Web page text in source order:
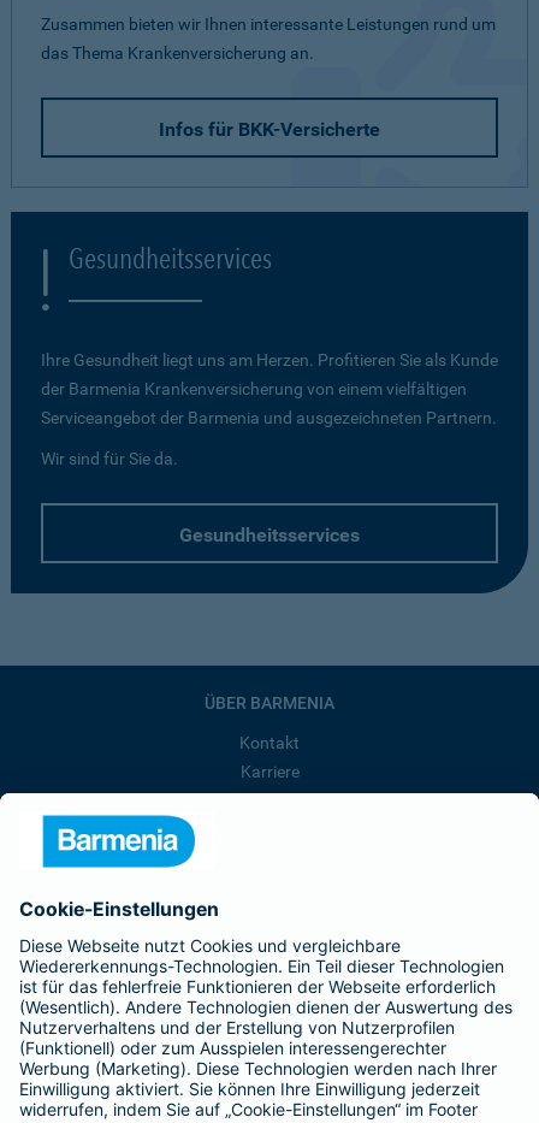
Zusammen bieten wir Ihnen interessante Leistungen rund um
das Thema Krankenversicherung an.
Infos für BKK-Versicherte
Gesundheitsservices
Ihre Gesundheit liegt uns am Herzen. Profitieren Sie als Kunde
der Barmenia Krankenversicherung von einem vielfältigen
Serviceangebot der Barmenia und ausgezeichneten Partnern.
Wir sind für Sie da.
Gesundheitsservices
ÜBER BARMENIA
Kontakt
Karriere
Barmenia ist Teil der BarmeniaGothaer
BELIEBTE SEITEN
Kranken-Zusatzversicherung
Tierversicherungen
Haftpflichtversicherung
Hausratversicherung